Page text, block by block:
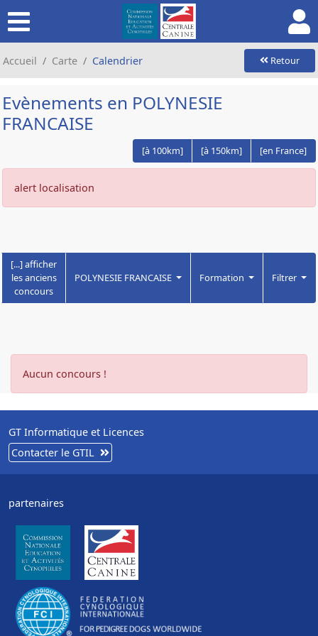
Accueil Carte Calendrier Retour
Evènements en POLYNESIE
FRANCAISE
[à 100km] [à 150km] [en France]
alert localisation
[...] afficher
les anciens
concours
POLYNESIE FRANCAISE Formation Filtrer
Aucun concours !
GT Informatique et Licences
Contacter le GTIL
partenaires